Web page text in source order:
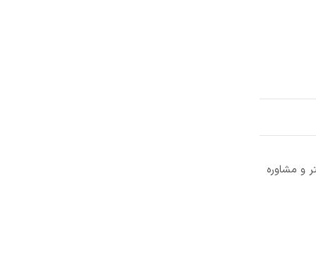
و مشاوره